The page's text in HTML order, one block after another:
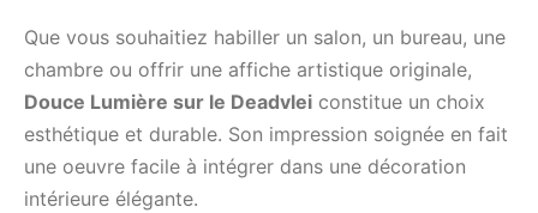
Que vous souhaitiez habiller un salon, un bureau, une
chambre ou offrir une affiche artistique originale,
Douce Lumière sur le Deadvlei constitue un choix
esthétique et durable. Son impression soignée en fait
une oeuvre facile à intégrer dans une décoration
intérieure élégante.